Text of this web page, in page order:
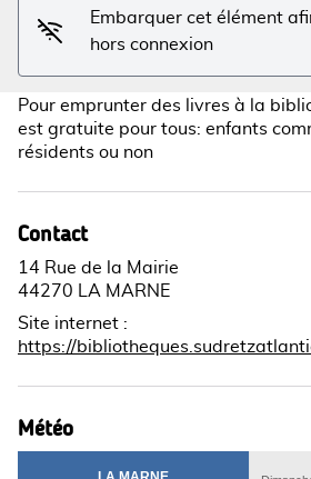
Embarquer cet élément
hors connexion
Pour emprunter des livres à la
est gratuite pour tous: enfants
résidents ou non
Contact
14 Rue de la Mairie
44270 LA MARNE
Site internet :
https://
Météo